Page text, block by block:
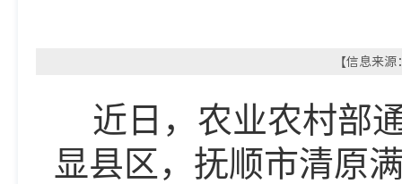
【信息来
近日，农业农村部
显县区，抚顺市清原